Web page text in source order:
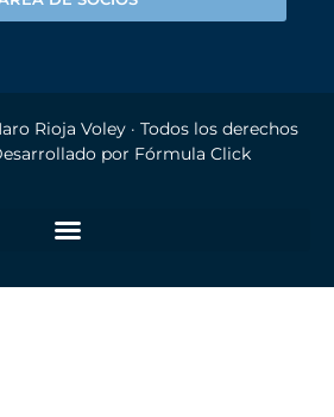
Rioja Voley· Todos los derechos
por Fórmula Click